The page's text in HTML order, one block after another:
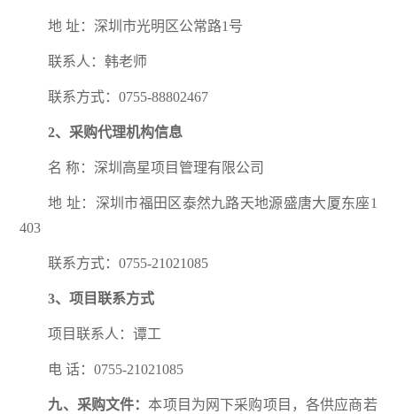
地 址：深圳市光明区公常路1号
联系人：韩老师
联系方式：0755-88802467
2、采购代理机构信息
名 称：深圳高星项目管理有限公司
地 址：深圳市福田区泰然九路天地源盛唐大厦东座1
403
联系方式：0755-21021085
3、项目联系方式
项目联系人：谭工
电 话：0755-21021085
九、采购文件：本项目为网下采购项目，各供应商若